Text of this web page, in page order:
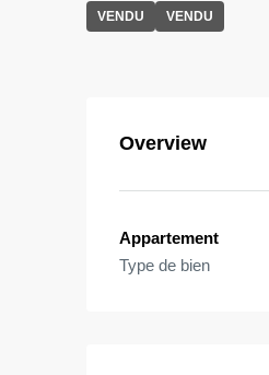
VENDU VENDU
Overview
Appartement
Type de bien